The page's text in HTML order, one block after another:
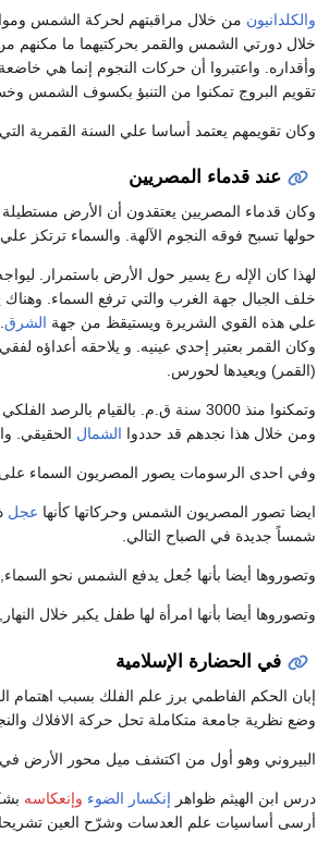
والكلدانيون من خلال مراقبتهم لحركة الشمس
خلال دورتي الشمس والقمر بحركتيهما ما مكنهم
وأقداره. واعتبروا أن حركات النجوم إنما هي خاضعة
تقويم البروج تمكنوا من التنبؤ بكسوف الشمس
وكان تقويمهم يعتمد أساسا علي السنة القمرية
عند قدماء المصريين
وكان قدماء المصريين يعتقدون أن الأرض
حولها تسبح فوقه النجوم الآلهة. والسماء ترتكز
لهذا كان الإله رع يسير حول الأرض باستمرار.
خلف الجبال جهة الغرب والتي ترفع السماء.
علي هذه القوي الشريرة ويستيقظ من جهة الشرق
وكان القمر بعتبر إحدي عينيه. و يلاحقه أعداؤه
(القمر) ويعيدها لحورس.
وتمكنوا منذ 3000 سنة ق.م. بالقيام بالرصد الفلكي وقياس الزمن وتحديده من خلال السنة والأشهر. وبنوا
ومن خلال هذا نجدهم قد حددوا الشمال الحقيقي.
وفي احدى الرسومات يصور المصريون السماء على
ايضا تصور المصريون الشمس وحركاتها كأنها عجل
شمساً جديدة في الصباح التالي.
وتصوروها أيضا بأنها جُعل يدفع الشمس نحو
وتصوروها أيضا بأنها امرأة لها طفل يكبر خلال
في الحضارة الإسلامية
إبان الحكم الفاطمي برز علم الفلك بسبب اهتمام
وضع نظرية جامعة متكاملة تحل حركة الافلاك
البيروني وهو أول من اكتشف ميل محور الأرض في
درس ابن الهيثم ظواهر إنكسار الضوء وإنعكاسه
أرسى أساسيات علم العدسات وشرّح العين تشريحا